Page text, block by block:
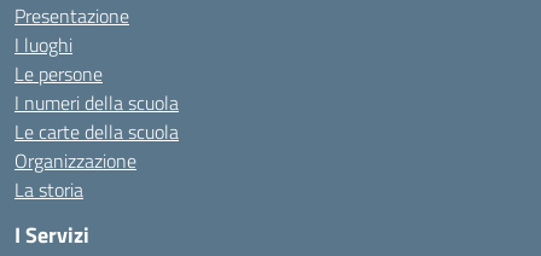
Presentazione
I luoghi
Le persone
I numeri della scuola
Le carte della scuola
Organizzazione
La storia
I Servizi